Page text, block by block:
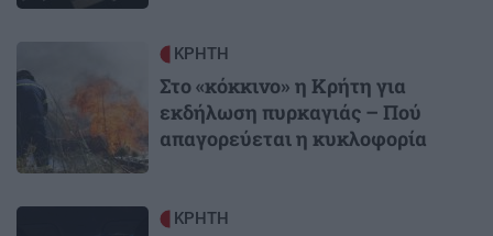
ΚΡΗΤΗ
Στο «κόκκινο» η Κρήτη για
εκδήλωση πυρκαγιάς – Πού
απαγορεύεται η κυκλοφορία
ΚΡΗΤΗ